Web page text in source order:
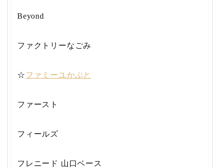
Beyond
ファクトリーなごみ
☆ファミーユかぶと
ファースト
フィールズ
フレニード 山口ベース